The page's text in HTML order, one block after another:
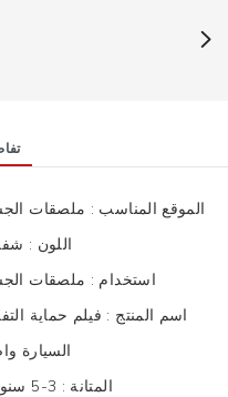
الموقع المناسب : ملصقات
اللون :
استخدام : ملصقات
اسم المنتج : فيلم حماية
السيارة
المتانة : 3-5 سنوات